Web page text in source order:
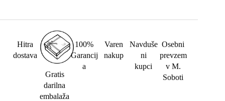
Hitra
dostava
Gratis
darilna
embalaža
100%
Garancij
a
Varen
nakup
Navduše
ni
kupci
Osebni
prevzem
v M.
Soboti